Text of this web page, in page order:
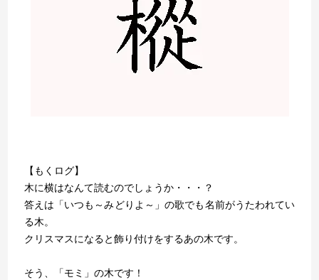
【もくログ】
木に横はなんて読むのでしょうか・・・？
答えは「いつも～みどりよ～」の歌でも名前がうたわれてい
る木。
クリスマスになると飾り付けをするあの木です。
そう、「モミ」の木です！